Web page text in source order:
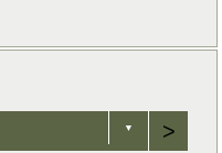
▼ >